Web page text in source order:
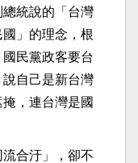
統說的「台灣
」的理念，根
民黨政客要台
自己是新台灣
，連台灣是國
合汙」，卻不